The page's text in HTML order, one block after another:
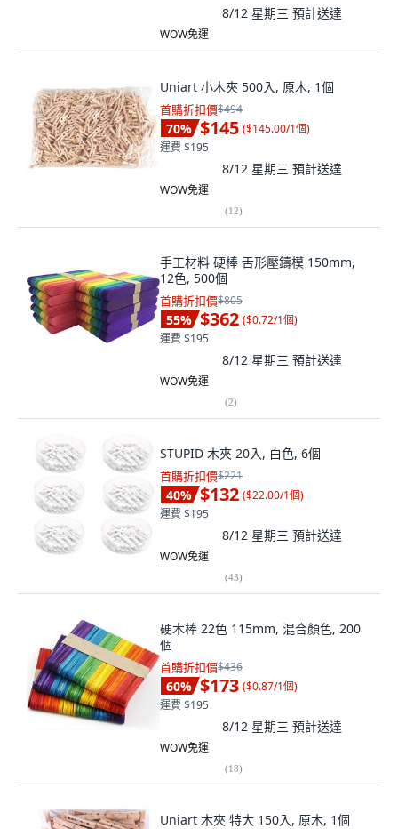
8/12 星期三 預計送達
WOW免運
Uniart 小木夾 500入, 原木, 1個
首購折扣價$494
70% $145 ($145.00/1個)
運費 $195
8/12 星期三 預計送達
WOW免運
(12)
手工材料 硬棒 舌形壓鑄模 150mm,
12色, 500個
首購折扣價$805
55% $362 ($0.72/1個)
運費 $195
8/12 星期三 預計送達
WOW免運
(2)
STUPID 木夾 20入, 白色, 6個
首購折扣價$221
40% $132 ($22.00/1個)
運費 $195
8/12 星期三 預計送達
WOW免運
(43)
硬木棒 22色 115mm, 混合顏色, 200
個
首購折扣價$436
60% $173 ($0.87/1個)
運費 $195
8/12 星期三 預計送達
WOW免運
(18)
Uniart 木夾 特大 150入, 原木, 1個